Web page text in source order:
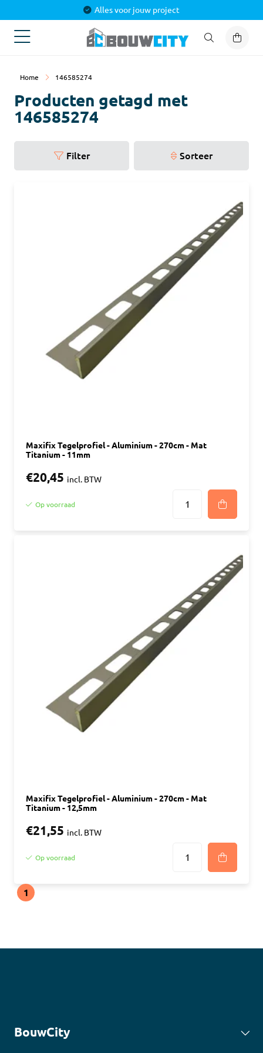
Alles voor jouw project
Home 146585274
Producten getagd met
146585274
Filter Sorteer
Maxifix Tegelprofiel - Aluminium - 270cm - Mat
Titanium - 11mm
€20,45 incl. BTW
Op voorraad
Maxifix Tegelprofiel - Aluminium - 270cm - Mat
Titanium - 12,5mm
€21,55 incl. BTW
Op voorraad
1
BouwCity